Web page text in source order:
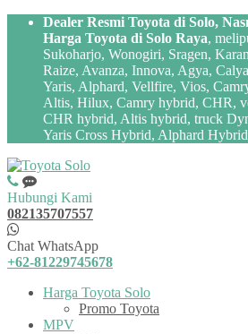
Dealer Resmi Toyota di Solo,
Harga Toyota di Solo Raya,
Sukoharjo, Wonogiri, Sragen,
Raize, Avanza, Innova, Agya,
Yaris, Alphard, Vellfire, Vios,
Altis, Hilux, Camry hybrid, CHR,
CHR hybrid, Altis hybrid, truck
Yaris Cross Hybrid, Alphard Hybrid
Hubungi Kami
082135707557
Chat WhatsApp
+62-81229745678
Harga Toyota Solo
Promo Toyota
MPV